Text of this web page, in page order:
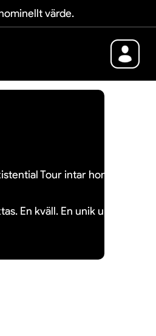
värde.
Tourintar hon
En kväll. En unik upplevelse.